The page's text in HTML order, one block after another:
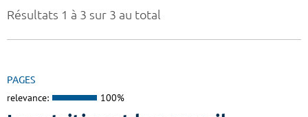
Résultats 1 à 3 sur 3 au total
PAGES
relevance: 100%